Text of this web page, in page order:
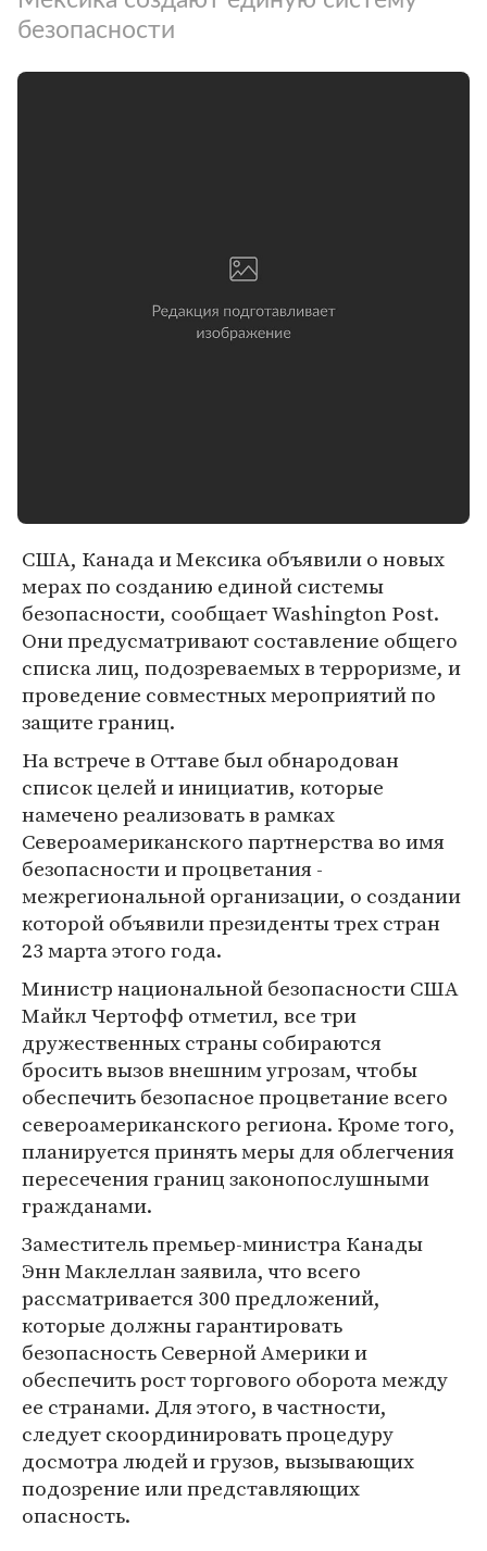
безопасности
США, Канада и Мексика объявили о новых
мерах по созданию единой системы
безопасности, сообщает Washington Post.
Они предусматривают составление общего
списка лиц, подозреваемых в терроризме, и
проведение совместных мероприятий по
защите границ.
На встрече в Оттаве был обнародован
список целей и инициатив, которые
намечено реализовать в рамках
Североамериканского партнерства во имя
безопасности и процветания -
межрегиональной организации, о создании
которой объявили президенты трех стран
23 марта этого года.
Министр национальной безопасности США
Майкл Чертофф отметил, все три
дружественных страны собираются
бросить вызов внешним угрозам, чтобы
обеспечить безопасное процветание всего
североамериканского региона. Кроме того,
планируется принять меры для облегчения
пересечения границ законопослушными
гражданами.
Заместитель премьер-министра Канады
Энн Маклеллан заявила, что всего
рассматривается 300 предложений,
которые должны гарантировать
безопасность Северной Америки и
обеспечить рост торгового оборота между
ее странами. Для этого, в частности,
следует скоординировать процедуру
досмотра людей и грузов, вызывающих
подозрение или представляющих
опасность.